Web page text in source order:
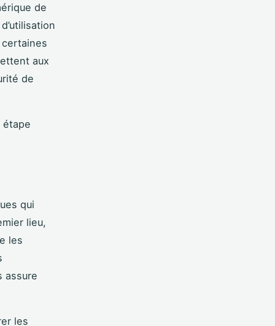
de
aux
de
étape
qui
lieu,
les
assure
les